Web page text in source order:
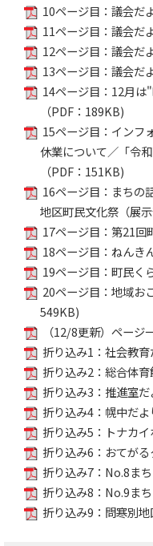
10ページ目：議会だ
11ページ目：議会だ
12ページ目：議会だ
13ページ目：議会だ
14ページ目：12月は
（PDF：189KB)
15ページ目：インフ
休業について／「令
（PDF：151KB)
16ページ目：まちの
地区町民文化祭（展
17ページ目：第21回
18ページ目：ねんき
19ページ目：町民く
20ページ目：地域お
549KB)
（12/8更新）ペー
折り込み1：社会教
折り込み2：総合体
折り込み3：推進室
折り込み4：幌中だ
折り込み5：トナカ
折り込み6：おてが
折り込み7：No.8ま
折り込み8：No.9ま
折り込み9：問寒別